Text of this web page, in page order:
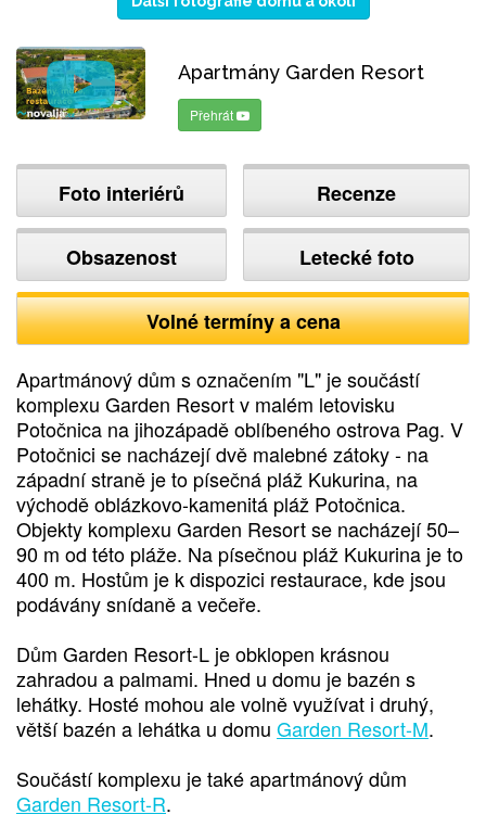
Apartmány Garden Resort
Přehrát
Foto interiérů
Obsazenost
Recenze
Letecké foto
Volné termíny a cena
Apartmánový dům s označením "L" je součástí
komplexu Garden Resort v malém letovisku
Potočnica na jihozápadě oblíbeného ostrova Pag. V
Potočnici se nacházejí dvě malebné zátoky - na
západní straně je to písečná pláž Kukurina, na
východě oblázkovo-kamenitá pláž Potočnica.
Objekty komplexu Garden Resort se nacházejí 50–
90 m od této pláže. Na písečnou pláž Kukurina je to
400 m. Hostům je k dispozici restaurace, kde jsou
podávány snídaně a večeře.
Dům Garden Resort-L je obklopen krásnou
zahradou a palmami. Hned u domu je bazén s
lehátky. Hosté mohou ale volně využívat i druhý,
větší bazén a lehátka u domu Garden Resort-M.
Součástí komplexu je také apartmánový dům
Garden Resort-R.